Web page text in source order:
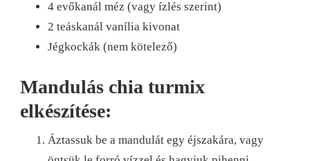
4 evőkanál méz (vagy ízlés szerint)
2 teáskanál vanília kivonat
Jégkockák (nem kötelező)
Mandulás chia turmix
elkészítése:
Áztassuk be a mandulát egy éjszakára, vagy